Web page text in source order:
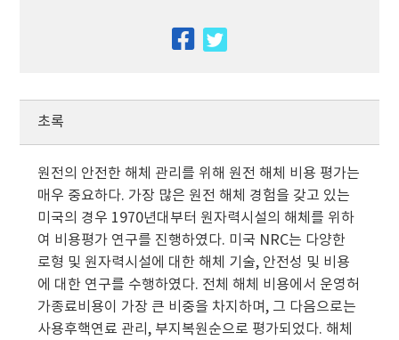
facebook
초록
원전의 안전한 해체 관리를 위해 원전 해체 비용 평가는
매우 중요하다. 가장 많은 원전 해체 경험을 갖고 있는
미국의 경우 1970년대부터 원자력시설의 해체를 위하
여 비용평가 연구를 진행하였다. 미국 NRC는 다양한
로형 및 원자력시설에 대한 해체 기술, 안전성 및 비용
에 대한 연구를 수행하였다. 전체 해체 비용에서 운영허
가종료비용이 가장 큰 비중을 차지하며, 그 다음으로는
사용후핵연료 관리, 부지복원순으로 평가되었다. 해체